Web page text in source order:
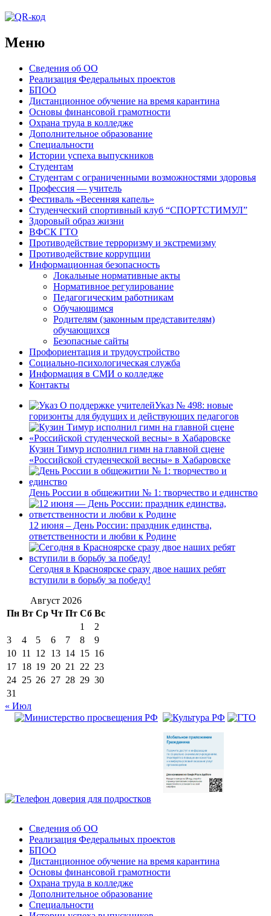
Меню
Сведения об ОО
Реализация Федеральных проектов
БПОО
Дистанционное обучение на время карантина
Основы финансовой грамотности
Охрана труда в колледже
Дополнительное образование
Специальности
Истории успеха выпускников
Студентам
Студентам с ограниченными возможностями здоровья
Профессия — учитель
Фестиваль «Весенняя капель»
Студенческий спортивный клуб “СПОРТСТИМУЛ”
Здоровый образ жизни
ВФСК ГТО
Противодействие терроризму и экстремизму
Противодействие коррупции
Информационная безопасность
Локальные нормативные акты
Нормативное регулирование
Педагогическим работникам
Обучающимся
Родителям (законным представителям)
обучающихся
Безопасные сайты
Профориентация и трудоустройство
Социально-психологическая служба
Информация в СМИ о колледже
Контакты
Указ № 498: новые
горизонты для будущих и действующих педагогов
Кузин Тимур исполнил гимн на главной сцене
«Российской студенческой весны» в Хабаровске
День России в общежитии № 1: творчество и единство
12 июня – День России: праздник единства,
ответственности и любви к Родине
Сегодня в Красноярске сразу двое наших ребят
вступили в борьбу за победу!
Август 2026
Пн Вт Ср Чт Пт Сб Вс
1
2
3
4 5 6 7 8
9
10 11 12 13 14 15 16
17 18 19 20 21 22 23
24 25 26 27 28 29 30
31
« Июл
Сведения об ОО
Реализация Федеральных проектов
БПОО
Дистанционное обучение на время карантина
Основы финансовой грамотности
Охрана труда в колледже
Дополнительное образование
Специальности